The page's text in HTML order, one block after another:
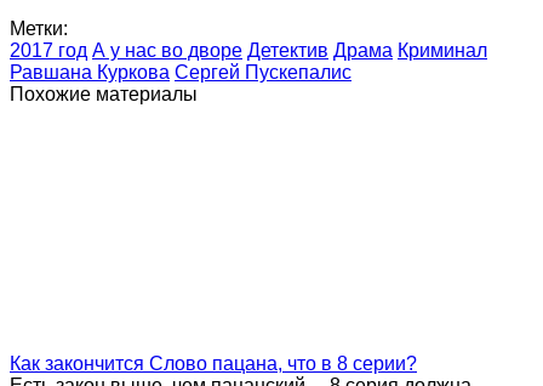
Метки:
2017 год А у нас во дворе Детектив Драма Криминал
Равшана Куркова Сергей Пускепалис
Похожие материалы
Как закончится Слово пацана, что в 8 серии?